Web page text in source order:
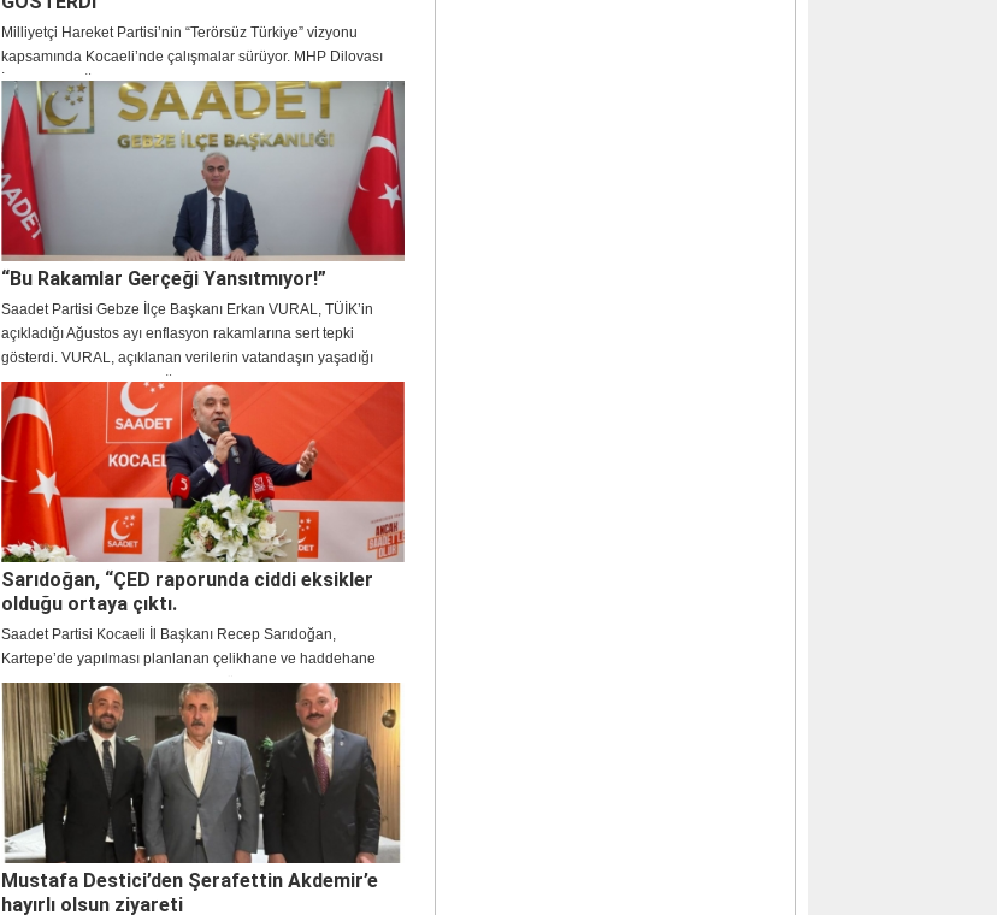
Milliyetçi Hareket Partisi’nin “Terörsüz Türkiye” vizyonu
kapsamında Kocaeli’nde çalışmalar sürüyor. MHP Dilovası
İlçe Başkanlığı, bu çerçevede şehit Mehmet Kocabay’ın
ailesini ziyaret ederek, şehidin hatırasını yaşatma ve emanete
sahip çıkma mesajı verdi.
“Bu Rakamlar Gerçeği Yansıtmıyor!”
Saadet Partisi Gebze İlçe Başkanı Erkan VURAL, TÜİK’in
açıkladığı Ağustos ayı enflasyon rakamlarına sert tepki
gösterdi. VURAL, açıklanan verilerin vatandaşın yaşadığı
gerçek hayatla uyuşmadığını belirtti.
Sarıdoğan, “ÇED raporunda ciddi eksikler
olduğu ortaya çıktı.
Saadet Partisi Kocaeli İl Başkanı Recep Sarıdoğan,
Kartepe’de yapılması planlanan çelikhane ve haddehane
projesinde ısrar edilmesine tepki gösterdi.
Mustafa Destici’den Şerafettin Akdemir’e
hayırlı olsun ziyareti